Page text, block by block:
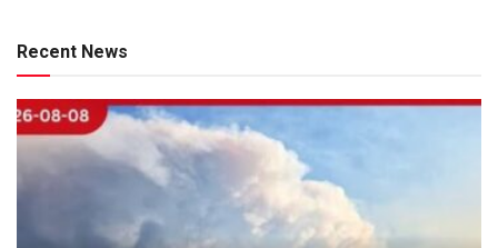
Recent News